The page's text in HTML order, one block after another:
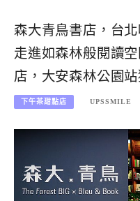
森大青鳥書店，台
走進如森林般閱讀
店，大安森林公園
下午茶甜點店 UPSSMILE